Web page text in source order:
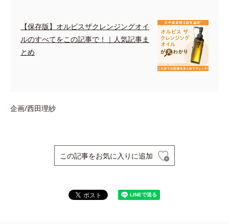
【保存版】オルビスザクレンジングオイ
ルのすべてをこの記事で！｜人気記事ま
とめ
企画/西田理紗
この記事をお気に入りに追加